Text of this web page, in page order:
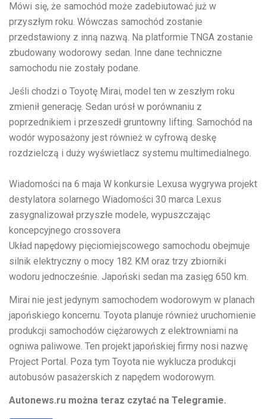
Mówi się, że samochód może zadebiutować już w
przyszłym roku. Wówczas samochód zostanie
przedstawiony z inną nazwą. Na platformie TNGA zostanie
zbudowany wodorowy sedan. Inne dane techniczne
samochodu nie zostały podane.
Jeśli chodzi o Toyotę Mirai, model ten w zeszłym roku
zmienił generację. Sedan urósł w porównaniu z
poprzednikiem i przeszedł gruntowny lifting. Samochód na
wodór wyposażony jest również w cyfrową deskę
rozdzielczą i duży wyświetlacz systemu multimedialnego.
Wiadomości na 6 maja W konkursie Lexusa wygrywa projekt
destylatora solarnego Wiadomości 30 marca Lexus
zasygnalizował przyszłe modele, wypuszczając
koncepcyjnego crossovera
Układ napędowy pięciomiejscowego samochodu obejmuje
silnik elektryczny o mocy 182 KM oraz trzy zbiorniki
wodoru jednocześnie. Japoński sedan ma zasięg 650 km.
Mirai nie jest jedynym samochodem wodorowym w planach
japońskiego koncernu. Toyota planuje również uruchomienie
produkcji samochodów ciężarowych z elektrowniami na
ogniwa paliwowe. Ten projekt japońskiej firmy nosi nazwę
Project Portal. Poza tym Toyota nie wyklucza produkcji
autobusów pasażerskich z napędem wodorowym.
Autonews.ru można teraz czytać na Telegramie.